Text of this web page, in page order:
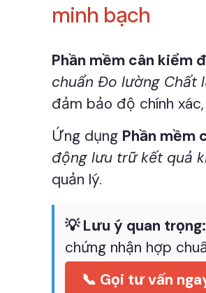
minh bạch
Phần mềm cân kiểm
chuẩn Đo lường Chất
đảm bảo độ chính
Ứng dụng Phần mềm
động lưu trữ kết quả
quản lý.
💡 Lưu ý quan trọng:
chứng nhận hợp
📞 Gọi tư vấn